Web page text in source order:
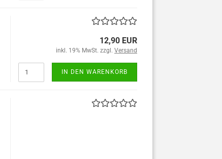
12,90 EUR
inkl. 19% MwSt. zzgl. Versand
IN DEN WARENKORB